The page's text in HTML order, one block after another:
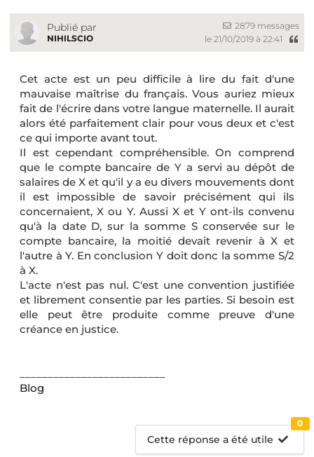
Publié par
NIHILSCIO
2879 messages
le 21/10/2019 à 22:41
Cet acte est un peu difficile à lire du fait d'une
mauvaise maîtrise du français. Vous auriez mieux
fait de l'écrire dans votre langue maternelle. Il aurait
alors été parfaitement clair pour vous deux et c'est
ce qui importe avant tout.
Il est cependant compréhensible. On comprend
que le compte bancaire de Y a servi au dépôt de
salaires de X et qu'il y a eu divers mouvements dont
il est impossible de savoir précisément qui ils
concernaient, X ou Y. Aussi X et Y ont-ils convenu
qu'à la date D, sur la somme S conservée sur le
compte bancaire, la moitié devait revenir à X et
l'autre à Y. En conclusion Y doit donc la somme S/2
à X.
L'acte n'est pas nul. C'est une convention justifiée
et librement consentie par les parties. Si besoin est
elle peut être produite comme preuve d'une
créance en justice.
Blog
Cette réponse a été utile
0